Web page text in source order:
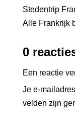
Stedentrip
Alle Frankrijk
0
Een reactie
Je e-
velden zijn